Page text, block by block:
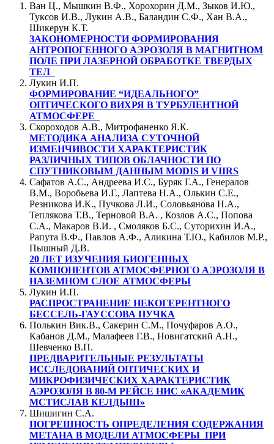
Ван Ц., Мышкин В.Ф., Хорохорин Д.М., Зыков И.Ю.,
Туксов И.В., Лукин А.В., Баландин С.Ф., Хан В.А.,
Шикерун К.Т.
ЗАКОНОМЕРНОСТИ ФОРМИРОВАНИЯ
АНТРОПОГЕННОГО АЭРОЗОЛЯ В МАГНИТНОМ
ПОЛЕ ПРИ ЛАЗЕРНОЙ ОБРАБОТКЕ ТВЕРДЫХ
ТЕЛ
Лукин И.П.
ФОРМИРОВАНИЕ “ИДЕАЛЬНОГО”
ОПТИЧЕСКОГО ВИХРЯ В ТУРБУЛЕНТНОЙ
АТМОСФЕРЕ
Скороходов А.В., Митрофаненко Я.К.
МЕТОДИКА АНАЛИЗА СУТОЧНОЙ
ИЗМЕНЧИВОСТИ ХАРАКТЕРИСТИК
РАЗЛИЧНЫХ ТИПОВ ОБЛАЧНОСТИ ПО
СПУТНИКОВЫМ ДАННЫМ MODIS И VIIRS
Сафатов А.С., Андреева И.С., Буряк Г.А., Генералов
В.М., Воробьева И.Г., Лаптева Н.А., Олькин С.Е.,
Резникова И.К., Пучкова Л.И., Соловьянова Н.А.,
Теплякова Т.В., Терновой В.А. , Козлов А.С., Попова
С.А., Макаров В.И. , Смоляков Б.С., Суторихин И.А.,
Рапута В.Ф., Павлов А.Ф., Аликина Т.Ю., Кабилов М.Р.,
Пышный Д.В.
20 ЛЕТ ИЗУЧЕНИЯ БИОГЕННЫХ
КОМПОНЕНТОВ АТМОСФЕРНОГО АЭРОЗОЛЯ В
НАЗЕМНОМ СЛОЕ АТМОСФЕРЫ
Лукин И.П.
РАСПРОСТРАНЕНИЕ НЕКОГЕРЕНТНОГО
БЕССЕЛЬ-ГАУССОВА ПУЧКА
Полькин Вик.В., Сакерин С.М., Почуфаров А.О.,
Кабанов Д.М., Малафеев Г.В., Новигатский А.Н.,
Шевченко В.П.
ПРЕДВАРИТЕЛЬНЫЕ РЕЗУЛЬТАТЫ
ИССЛЕДОВАНИЙ ОПТИЧЕСКИХ И
МИКРОФИЗИЧЕСКИХ ХАРАКТЕРИСТИК
АЭРОЗОЛЯ В 80-М РЕЙСЕ НИС «АКАДЕМИК
МСТИСЛАВ КЕЛДЫШ»
Шишигин С.А.
ПОГРЕШНОСТЬ ОПРЕДЕЛЕНИЯ СОДЕРЖАНИЯ
МЕТАНА В МОДЕЛИ АТМОСФЕРЫ ПРИ